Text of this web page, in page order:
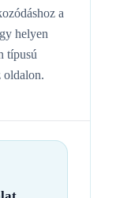
a
helyen
típusú
oldalon.